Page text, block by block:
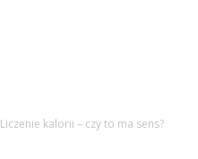
Liczenie kalorii – czy to ma sens?